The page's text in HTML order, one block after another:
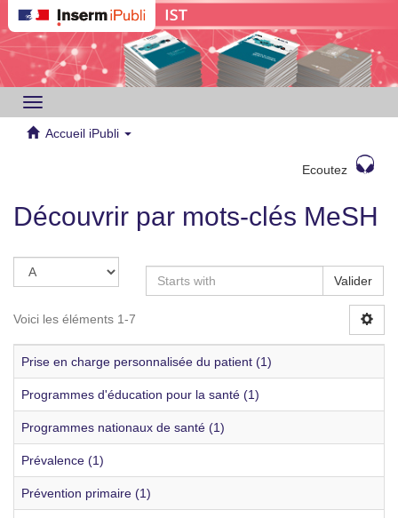
Toggle
navigation
Accueil iPubli
Ecoutez
Découvrir par mots-clés MeSH
Valider
Voici les éléments 1-7
Prise en charge personnalisée du patient (1)
Programmes d'éducation pour la santé (1)
Programmes nationaux de santé (1)
Prévalence (1)
Prévention primaire (1)